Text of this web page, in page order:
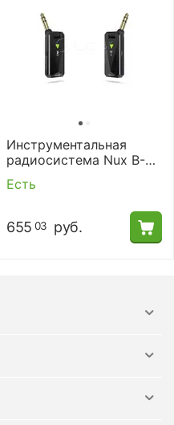
Инструментальная
радиосистема Nux B-
5RC
Есть
655 03 руб.